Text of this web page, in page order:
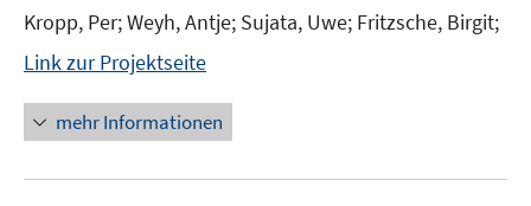
Kropp, Per; Weyh, Antje; Sujata, Uwe; Fritzsche, Birgit;
Link zur Projektseite
mehr Informationen